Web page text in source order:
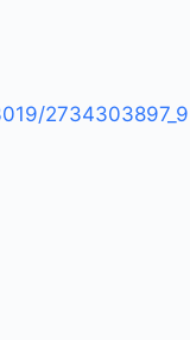
2734303897_9